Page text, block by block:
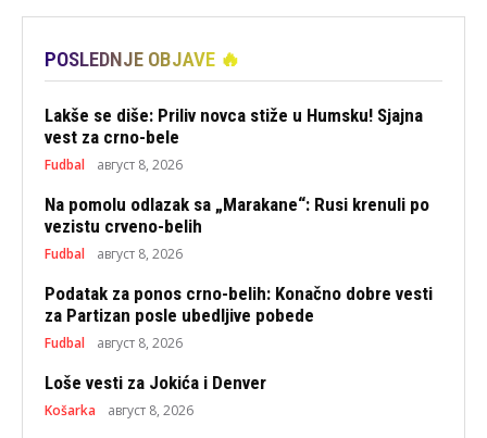
POSLEDNJE OBJAVE 🔥
Lakše se diše: Priliv novca stiže u Humsku! Sjajna
vest za crno-bele
Fudbal август 8, 2026
Na pomolu odlazak sa „Marakane“: Rusi krenuli po
vezistu crveno-belih
Fudbal август 8, 2026
Podatak za ponos crno-belih: Konačno dobre vesti
za Partizan posle ubedljive pobede
Fudbal август 8, 2026
Loše vesti za Jokića i Denver
Košarka август 8, 2026